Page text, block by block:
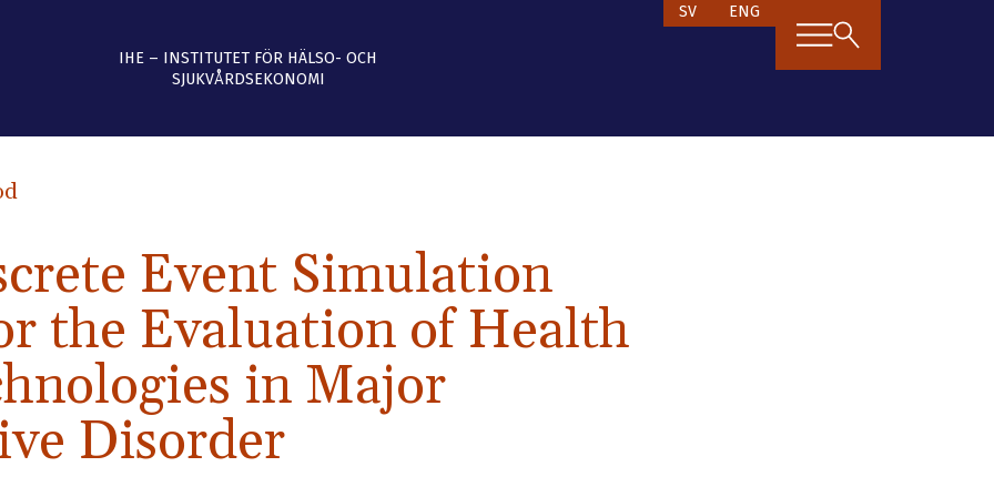
IHE – INSTITUTET FÖR HÄLSO- OCH
SJUKVÅRDSEKONOMI
SV ENG
Event Simulation
the Evaluation of Health
in Major
Disorder